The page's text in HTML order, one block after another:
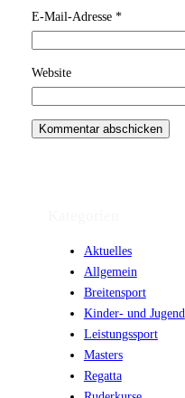
E-Mail-Adresse *
Website
Aktuelles
Allgemein
Breitensport
Kinder- und Jugend
Leistungssport
Masters
Regatta